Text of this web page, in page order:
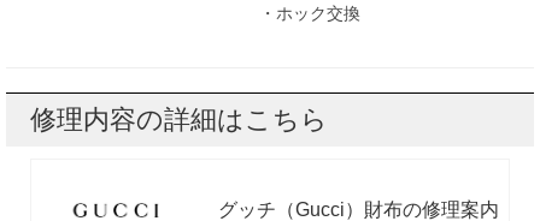
・ホック交換
修理内容の詳細はこちら
グッチ（Gucci）財布の修理案内